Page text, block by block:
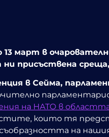
март в
ни присъствена
в Сейма,
на НАТО в
които тя
на